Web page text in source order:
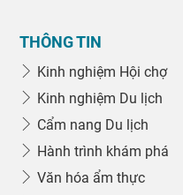
THÔNG TIN
Kinh nghiệm Hội chợ
Kinh nghiệm Du lịch
Cẩm nang Du lịch
Hành trình khám phá
Văn hóa ẩm thực